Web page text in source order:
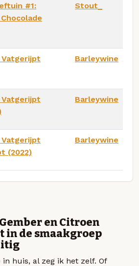
#1:
Stout_
Vatgerijpt
Barleywine
Vatgerijpt
Barleywine
Vatgerijpt
(2022)
Barleywine
en Citroen
in de smaakgroep
in huis, al zeg ik het zelf. Of